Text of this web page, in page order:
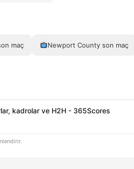
maç Newport County son maç
kadrolar ve H2H - 365Scores